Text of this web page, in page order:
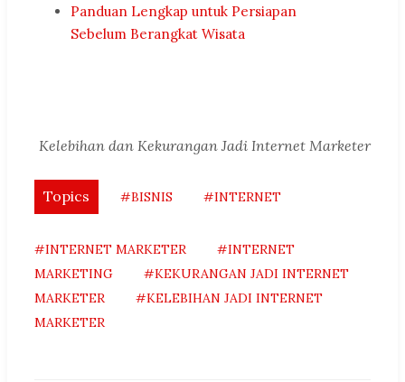
Panduan Lengkap untuk Persiapan
Sebelum Berangkat Wisata
Kelebihan dan Kekurangan Jadi Internet Marketer
Topics #BISNIS #INTERNET
#INTERNET MARKETER
#INTERNET
MARKETING
#KEKURANGAN JADI INTERNET
MARKETER
#KELEBIHAN JADI INTERNET
MARKETER